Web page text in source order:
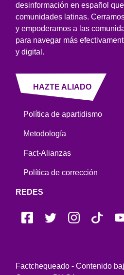
desinformación en español
comunidades latinas.
y empoderamos a las
para navegar más
y digital.
HAZTE ALIADO
Política de apartidismo
Metodología
Fact-Alianzas
Política de corrección
REDES
Factchequeado - Contenido